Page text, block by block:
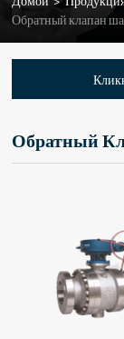
Обратный клапан
Обратный